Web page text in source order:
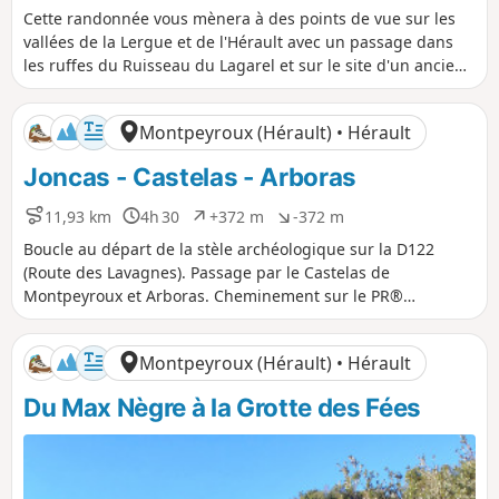
i
s
t
a
n
c
e
u
r
é
e
é
n
i
v
e
l
é
p
o
i
f
é
n
i
v
e
l
é
n
é
i
f
Cette randonnée vous mènera à des points de vue sur les
vallées de la Lergue et de l'Hérault avec un passage dans
les ruffes du Ruisseau du Lagarel et sur le site d'un ancien
four à chaux. Prévoir un éclairage pour le passage d'un
tunnel et une carte car le trajet n'est pas balisé. Le tracé
GPX sera très utile aussi.Montpeyroux (Hérault) • Hérault
Joncas - Castelas - Arboras
11,93 km
D
i
s
t
a
n
c
e
4h 30
D
u
r
é
e
+372 m
D
é
n
i
v
e
l
é
p
o
-372 m
D
é
n
i
v
e
l
é
n
é
Boucle au départ de la stèle archéologique sur la D122
(Route des Lavagnes). Passage par le Castelas de
Montpeyroux et Arboras. Cheminement sur le PR®
Montpeyroux-Arboras et le GR®653 (itinéraire jacquaire de
la Voie d'Arles). Deux petites boucles autour d'Arboras
peuvent être évitées et permettent alors de raccourcir la
Montpeyroux (Hérault) • Hérault
Du Max Nègre à la Grotte des Fées